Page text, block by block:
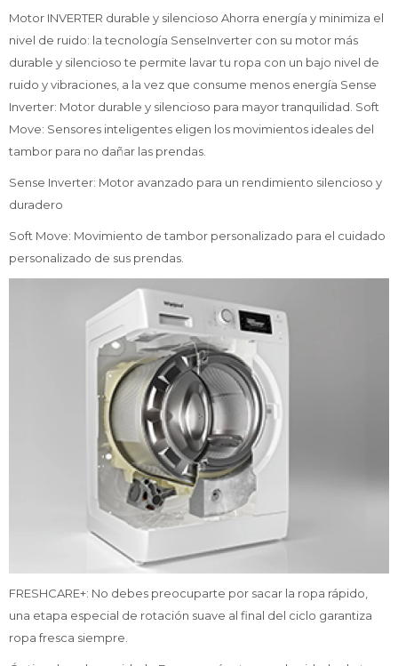
Motor INVERTER durable y silencioso Ahorra energía y minimiza el
nivel de ruido: la tecnología SenseInverter con su motor más
durable y silencioso te permite lavar tu ropa con un bajo nivel de
ruido y vibraciones, a la vez que consume menos energía Sense
Inverter: Motor durable y silencioso para mayor tranquilidad. Soft
Move: Sensores inteligentes eligen los movimientos ideales del
tambor para no dañar las prendas.
Sense Inverter: Motor avanzado para un rendimiento silencioso y
duradero
Soft Move: Movimiento de tambor personalizado para el cuidado
personalizado de sus prendas.
FRESHCARE+: No debes preocuparte por sacar la ropa rápido,
una etapa especial de rotación suave al final del ciclo garantiza
ropa fresca siempre.